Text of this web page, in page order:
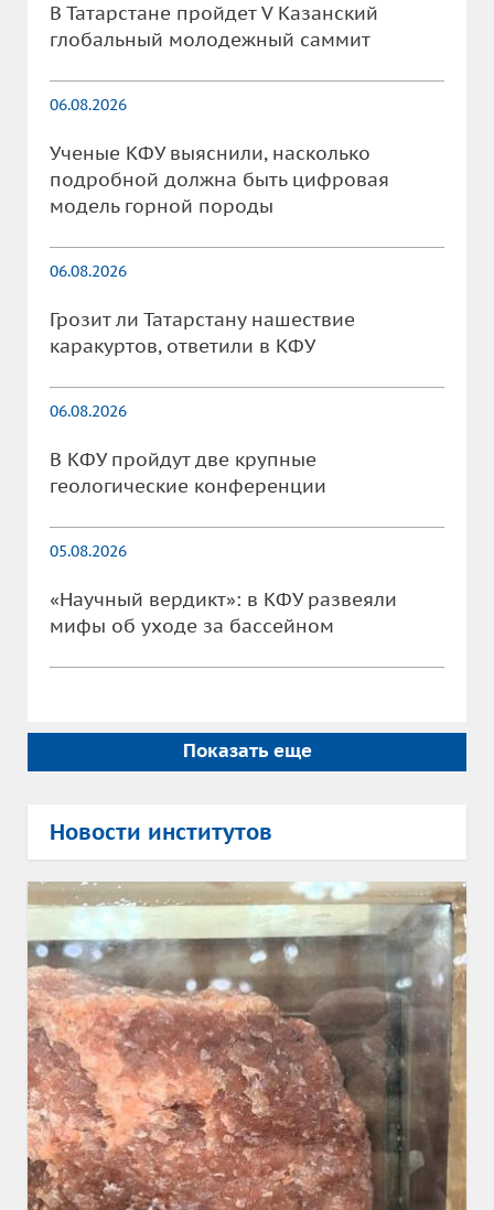
В Татарстане пройдет V Казанский
глобальный молодежный саммит
06.08.2026
Ученые КФУ выяснили, насколько
подробной должна быть цифровая
модель горной породы
06.08.2026
Грозит ли Татарстану нашествие
каракуртов, ответили в КФУ
06.08.2026
В КФУ пройдут две крупные
геологические конференции
05.08.2026
«Научный вердикт»: в КФУ развеяли
мифы об уходе за бассейном
Показать еще
Новости институтов